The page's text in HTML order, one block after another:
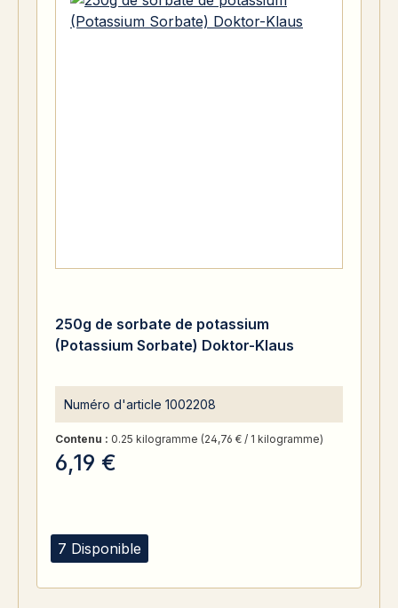
7 Disponible
250g de sorbate de potassium
(Potassium Sorbate) Doktor-Klaus
Numéro d'article 1002208
Contenu : 0.25 kilogramme (24,76 € / 1 kilogramme)
6,19 €